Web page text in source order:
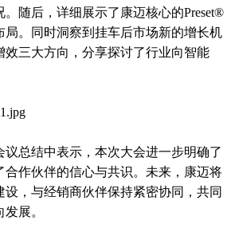
随后，详细展示了康迈核心的Preset®
。同时洞察到挂车后市场新的增长机
三大方向，分享探讨了行业向智能
总结中表示，本次大会进一步明确了
作伙伴的信心与共识。未来，康迈将
，与经销商伙伴保持紧密协同，共同
展。